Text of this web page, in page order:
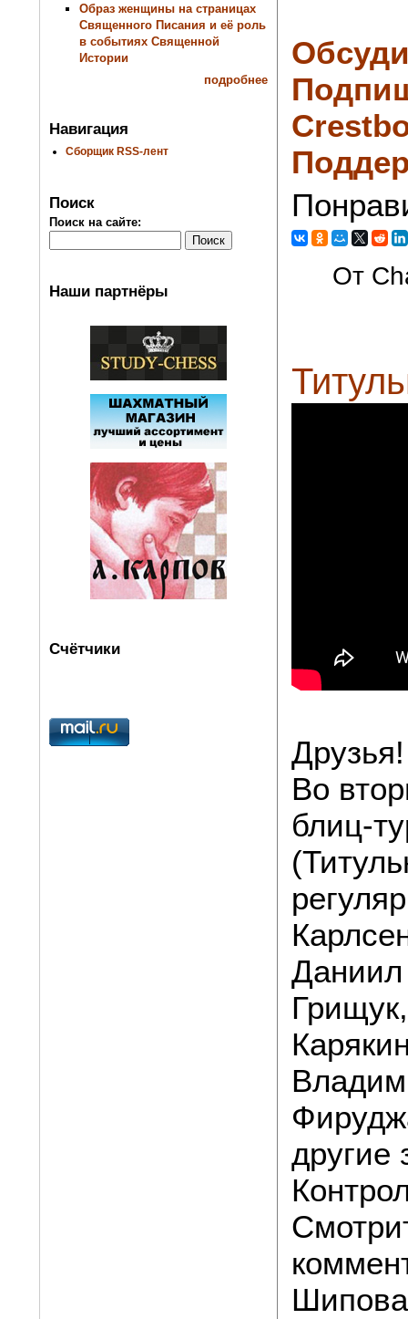
Образ женщины на страницах
Священного Писания и её роль
в событиях Священной
Истории
подробнее
Навигация
Сборщик RSS-лент
Поиск
Поиск на сайте:
Наши партнёры
Счётчики
От
Друзья!
Во
блиц-
другие
Шипова